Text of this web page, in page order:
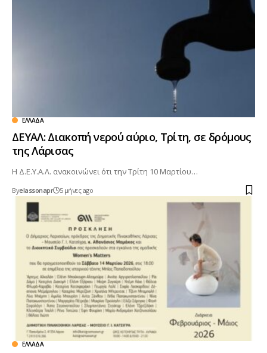
ΕΛΛΆΔΑ
ΔΕΥΑΛ: Διακοπή νερού αύριο, Τρίτη, σε δρόμους
της Λάρισας
Η Δ.Ε.Υ.Α.Λ. ανακοινώνει ότι την Τρίτη 10 Μαρτίου…
Byelassonapr 5 μήνες ago
ΕΛΛΆΔΑ